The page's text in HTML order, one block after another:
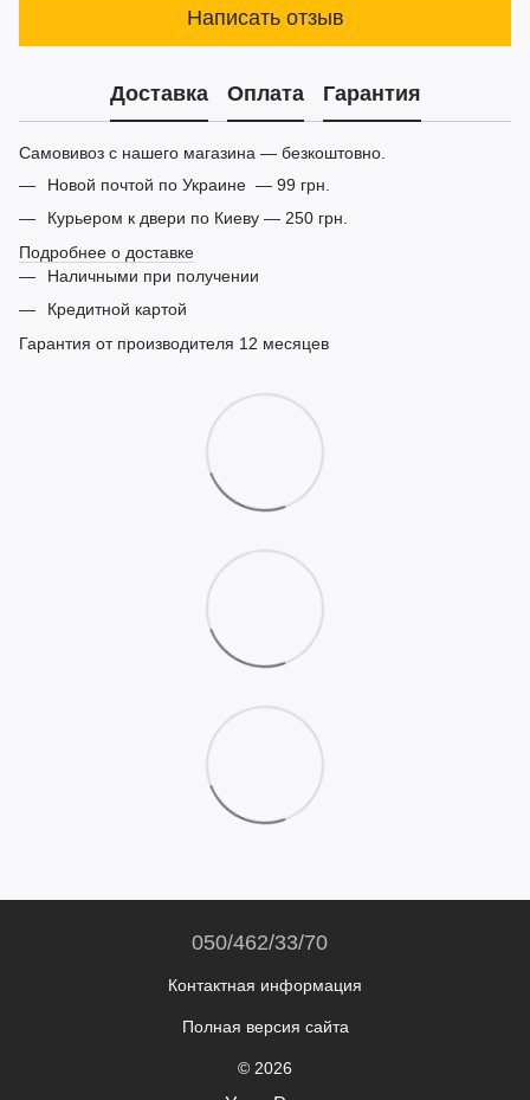
Написать отзыв
Доставка Оплата Гарантия
Самовивоз с нашего магазина — безкоштовно.
Новой почтой по Украине — 99 грн.
Курьером к двери по Киеву — 250 грн.
Подробнее о доставке
Наличными при получении
Кредитной картой
Гарантия от производителя 12 месяцев
050/462/33/70
Контактная информация
Полная версия сайта
© 2026